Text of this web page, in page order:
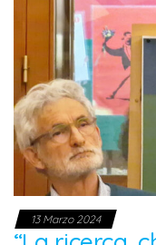
13 Marzo 2024